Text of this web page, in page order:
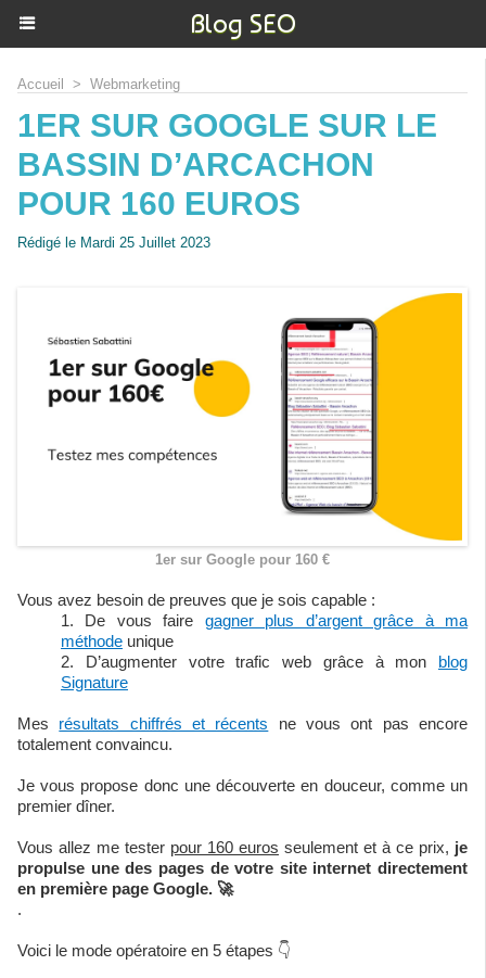
Blog SEO
Accueil > Webmarketing
1ER SUR GOOGLE SUR LE
BASSIN D’ARCACHON
POUR 160 EUROS
Rédigé le Mardi 25 Juillet 2023
1er sur Google pour 160 €
Vous avez besoin de preuves que je sois capable :
De vous faire gagner plus d’argent grâce à ma
méthode unique
D’augmenter votre trafic web grâce à mon blog
Signature
Mes résultats chiffrés et récents ne vous ont pas encore
totalement convaincu.
Je vous propose donc une découverte en douceur, comme un
premier dîner.
Vous allez me tester pour 160 euros seulement et à ce prix, je
propulse une des pages de votre site internet directement
en première page Google. 🚀
.
Voici le mode opératoire en 5 étapes 👇